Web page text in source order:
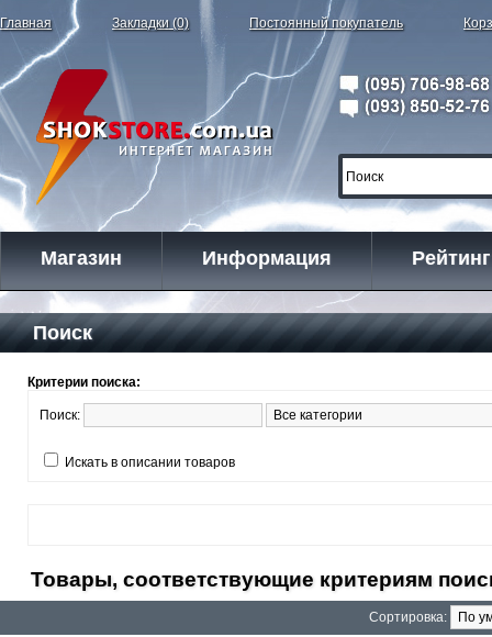
Главная Закладки (0) Постоянный покупатель
Магазин Информация
Поиск
Критерии поиска:
Поиск:
Искать в описании товаров
Товары, соответствующие критериям
Сортировка: